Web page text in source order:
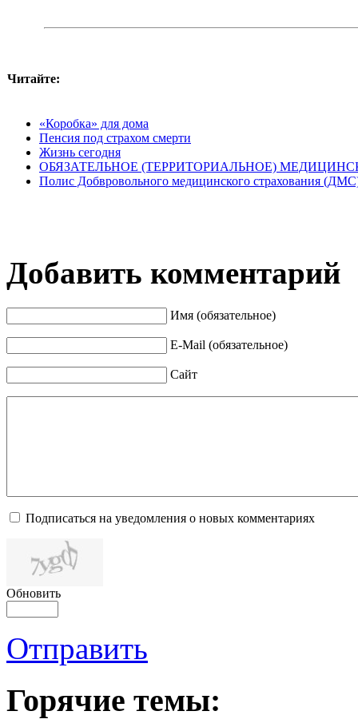
Читайте:
«Коробка» для дома
Пенсия под страхом смерти
Жизнь сегодня
ОБЯЗАТЕЛЬНОЕ (ТЕРРИТОРИАЛЬНОЕ)
Полис Добвровольного медицинского страхования
Добавить комментарий
Имя (обязательное)
E-Mail (обязательное)
Сайт
Подписаться на уведомления о новых комментариях
Обновить
Отправить
Горячие темы: